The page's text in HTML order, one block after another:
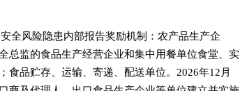
全风险隐患内部报告奖励机制：农产品生产企
总监的食品生产经营企业和集中用餐单位食堂、实
品贮存、运输、寄递、配送单位。2026年12月